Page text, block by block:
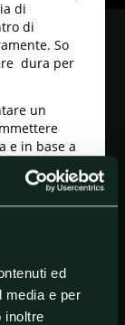
ed
media e per
inoltre
di
di
So
dura per
un
e in base a
colpire
da
a te,